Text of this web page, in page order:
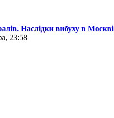
Наслідки вибуху в Москві
23:58